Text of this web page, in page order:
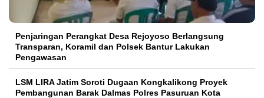
Penjaringan Perangkat Desa Rejoyoso Berlangsung
Transparan, Koramil dan Polsek Bantur Lakukan
Pengawasan
LSM LIRA Jatim Soroti Dugaan Kongkalikong Proyek
Pembangunan Barak Dalmas Polres Pasuruan Kota